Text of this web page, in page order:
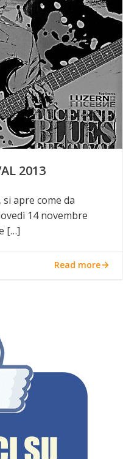
2013
apre come da
14 novembre
[…]
Read more